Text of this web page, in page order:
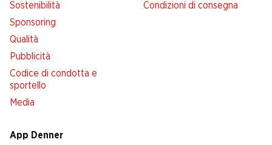
Sostenibilità
Sponsoring
Qualità
Pubblicità
Codice di condotta e
sportello
Media
Condizioni di consegna
App Denner